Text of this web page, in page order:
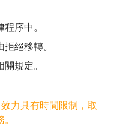
序中。
絕移轉。
規定。
力具有時間限制，取